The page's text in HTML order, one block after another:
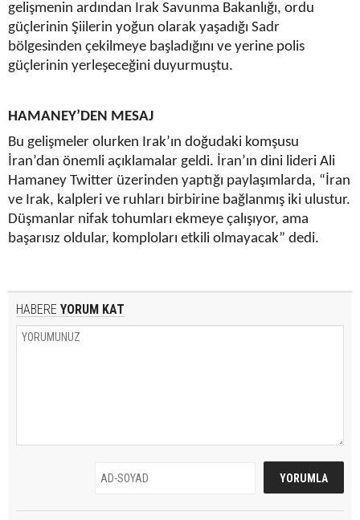
gelişmenin ardından Irak Savunma Bakanlığı, ordu
güçlerinin Şiilerin yoğun olarak yaşadığı Sadr
bölgesinden çekilmeye başladığını ve yerine polis
güçlerinin yerleşeceğini duyurmuştu.
HAMANEY’DEN MESAJ
Bu gelişmeler olurken Irak’ın doğudaki komşusu
İran’dan önemli açıklamalar geldi. İran’ın dini lideri Ali
Hamaney Twitter üzerinden yaptığı paylaşımlarda, “İran
ve Irak, kalpleri ve ruhları birbirine bağlanmış iki ulustur.
Düşmanlar nifak tohumları ekmeye çalışıyor, ama
başarısız oldular, komploları etkili olmayacak” dedi.
HABERE YORUM KAT